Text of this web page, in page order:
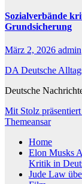
Sozialverbände
Grundsicherung
März 2, 2026 admin
DA Deutsche
Deutsche
Mit Stolz
Themeansar
Home
Elon Musks
Kritik in
Jude Law